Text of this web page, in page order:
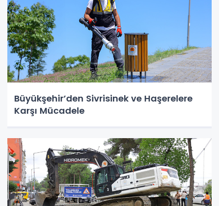
Büyükşehir’den Sivrisinek ve Haşerelere
Karşı Mücadele